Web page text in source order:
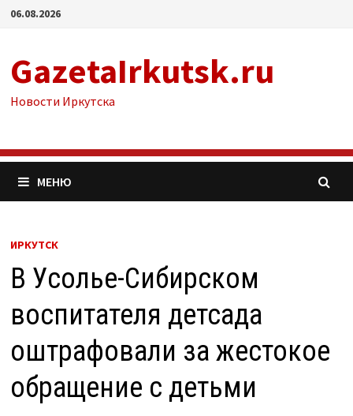
Перейти
06.08.2026
GazetaIrkutsk.ru
Новости Иркутска
МЕНЮ
ИРКУТСК
В Усолье-Сибирском
воспитателя детсада
оштрафовали за жестокое
обращение с детьми